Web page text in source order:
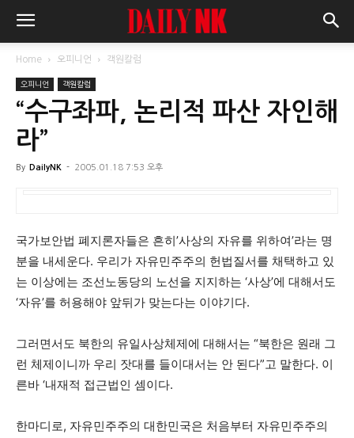
Home 오피니언 객원칼럼
오피니언 객원칼럼
“수구좌파, 논리적 파산 자인해
라”
By DailyNK - 2005.01.18 7:53 오후
국가보안법 폐지론자들은 흔히’사상의 자유를 위하여’라는 명
분을 내세운다. 우리가 자유민주주의 헌법질서를 채택하고 있
는 이상에는 조선노동당의 노선을 지지하는 ‘사상’에 대해서도
‘자유’를 허용해야 앞뒤가 맞는다는 이야기다.
그러면서도 북한의 유일사상체제에 대해서는 “북한은 원래 그
런 체제이니까 우리 잣대를 들이대서는 안 된다”고 말한다. 이
른바 ‘내재적 접근법인 셈이다.
한마디로, 자유민주주의 대한민국은 처음부터 자유민주주의